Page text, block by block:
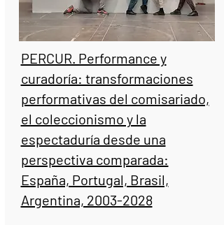
PERCUR. Performance y
curadoría: transformaciones
performativas del comisariado,
el coleccionismo y la
espectaduría desde una
perspectiva comparada:
España, Portugal, Brasil,
Argentina, 2003-2028